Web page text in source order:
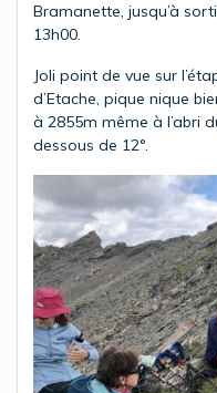
Bramanette, jusqu’à
13h00.
Joli point de vue sur
d’Etache, pique nique
à 2855m même à l’abri
dessous de 12°.